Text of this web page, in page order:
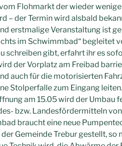
Flohmarkt der wieder
– der Termin wird alsbald
erstmalige Veranstaltung ist
im Schwimmbad“ begleitet
schreiben gibt, erfahrt ihr es
der Vorplatz am Freibad
auch für die motorisierten
Stolperfalle zum Eingang
am 15.05 wird der Umbau
bzw. Landesfördermitteln
braucht eine neue
Gemeinde Trebur gestellt, so